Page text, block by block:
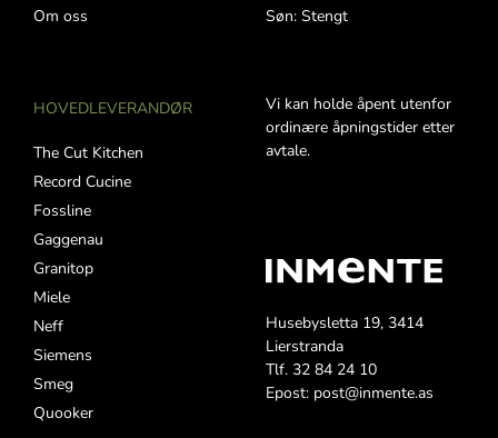
Om oss
HOVEDLEVERANDØR
The Cut Kitchen
Record Cucine
Fossline
Gaggenau
Granitop
Miele
Neff
Siemens
Smeg
Quooker
Søn: Stengt
Vi kan holde åpent utenfor
ordinære åpningstider etter
avtale.
Husebysletta 19, 3414
Lierstranda
Tlf. 32 84 24 10
Epost: post@inmente.as